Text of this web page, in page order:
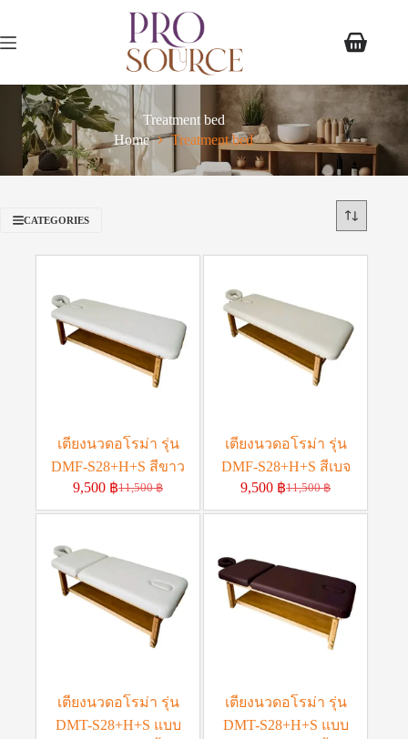
Treatment bed
Home
Treatment bed
CATEGORIES
เตียงนวดอโรม่า รุ่น
DMF-S28+H+S สีขาว
11,500฿
9,500 ฿
เตียงนวดอโรม่า รุ่น
DMF-S28+H+S สีเบจ
11,500฿
9,500 ฿
เตียงนวดอโรม่า รุ่น
DMT-S28+H+S แบบ
เตียงนวดอโรม่า รุ่น
DMT-S28+H+S แบบ